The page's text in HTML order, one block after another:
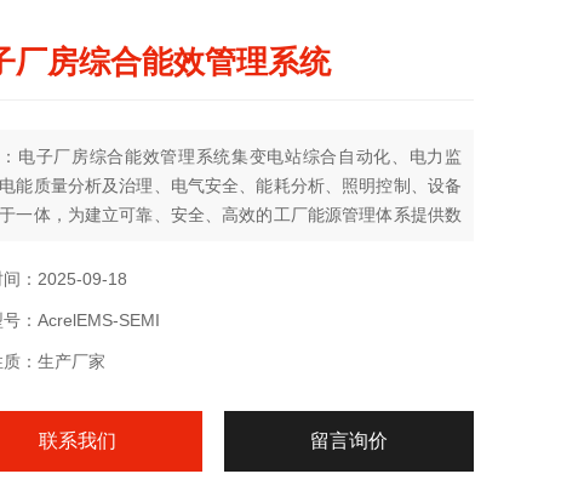
厂房综合能效管理系统
电子厂房综合能效管理系统集变电站综合自动化、电力监
能质量分析及治理、电气安全、能耗分析、照明控制、设备
一体，为建立可靠、安全、高效的工厂能源管理体系提供数
间：2025-09-18
号：AcrelEMS-SEMI
质：生产厂家
联系我们 留言询价